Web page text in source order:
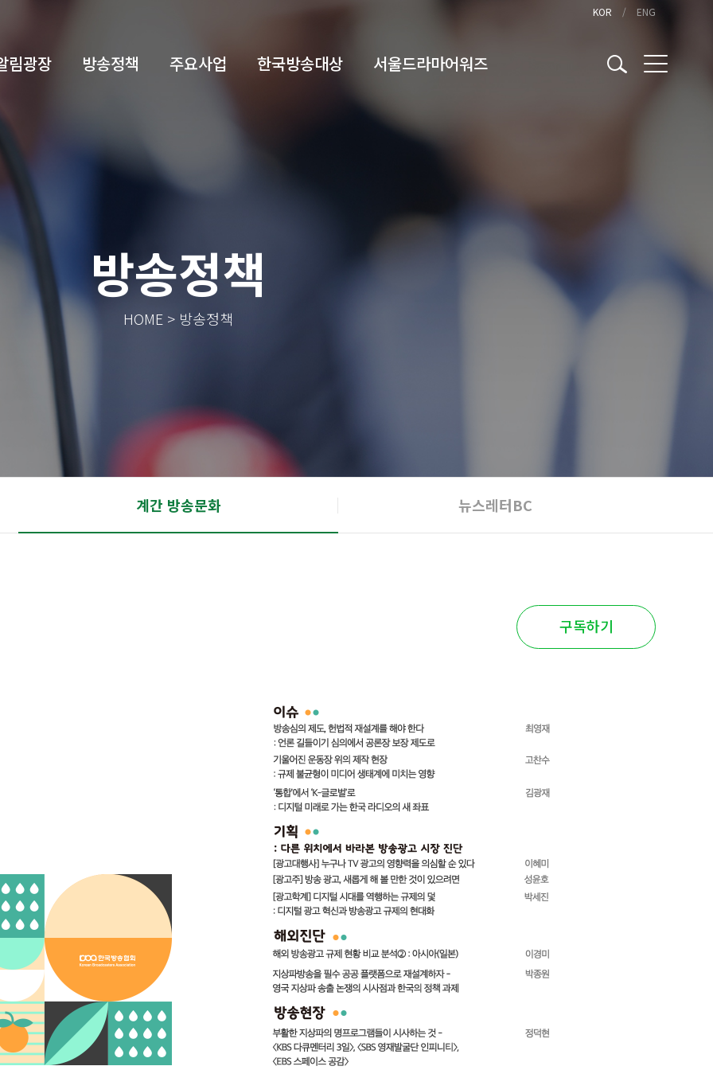
KOR ENG
림광장 방송정책 주요사업 한국방송대상 서울드라마어워즈
방송정책
HOME > 방송정책
계간 방송문화 뉴스레터BC
구독하기